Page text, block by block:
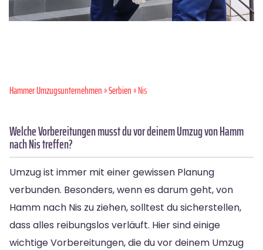
Hammer Umzugsunternehmen»Serbien» Nis
Welche Vorbereitungen musst du vor deinem Umzug von Hamm
nach Nis treffen?
Umzug ist immer mit einer gewissen Planung
verbunden. Besonders, wenn es darum geht, von
Hamm nach Nis zu ziehen, solltest du sicherstellen,
dass alles reibungslos verläuft. Hier sind einige
wichtige Vorbereitungen, die du vor deinem Umzug